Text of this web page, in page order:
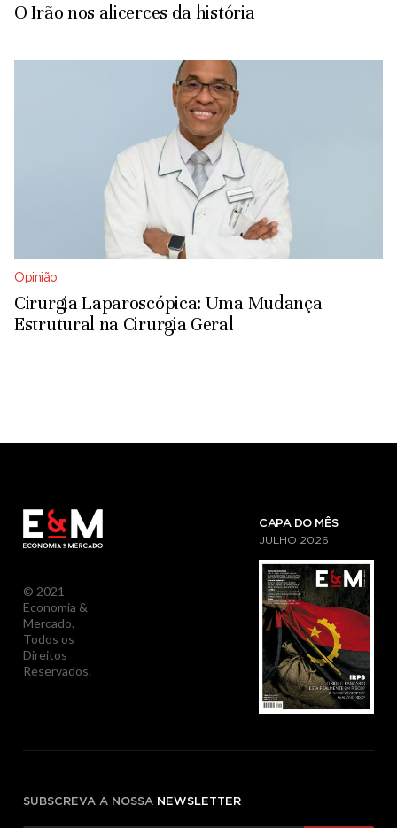
O Irão nos alicerces da história
Opinião
Cirurgia Laparoscópica: Uma Mudança
Estrutural na Cirurgia Geral
© 2021
Economia &
Mercado.
Todos os
Direitos
Reservados.
CAPA DO MÊS
JULHO 2026
SUBSCREVA A NOSSA NEWSLETTER